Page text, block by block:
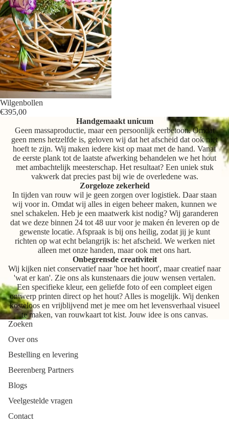
Wilgenbollen
€395,00
Handgemaakt unicum
Geen massaproductie, maar een persoonlijk eerbetoon. Omdat
geen mens hetzelfde is, geloven wij dat het afscheid dat ook niet
hoeft te zijn. Wij maken iedere kist op maat met de hand. Vanaf
de eerste plank tot de laatste afwerking behandelen we het hout
met ambachtelijk meesterschap. Het resultaat? Een uniek stuk
vakwerk dat precies past bij wie de overledene was.
Zorgeloze zekerheid
In tijden van rouw wil je geen zorgen over logistiek. Daar staan
wij voor in. Omdat wij alles in eigen beheer maken, kunnen we
snel schakelen. Heb je een maatwerk kist nodig? Wij garanderen
dat we deze binnen 24 tot 48 uur voor je maken én leveren op de
gewenste locatie. Afspraak is bij ons heilig, zodat jij je kunt
richten op wat echt belangrijk is: het afscheid. We werken niet
alleen met onze handen, maar ook met ons hart.
Onbegrensde creativiteit
Wij kijken niet conservatief naar 'hoe het hoort', maar creatief naar
'wat er kan'. Zie ons als kunstenaars die jouw wensen vertalen.
Een specifieke kleur, een geliefde foto of een compleet eigen
ontwerp printen direct op het hout? Alles is mogelijk. Wij denken
kosteloos en vrijblijvend met je mee om het levensverhaal visueel
te maken, van rouwkaart tot kist. Jouw idee is ons canvas.
Zoeken
Over ons
Bestelling en levering
Beerenberg Partners
Blogs
Veelgestelde vragen
Contact